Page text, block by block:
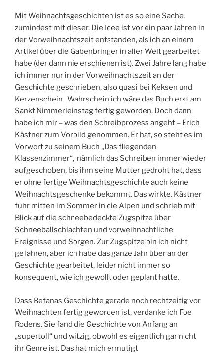
Mit Weihnachtsgeschichten ist es so eine Sache,
zumindest mit dieser. Die Idee ist vor ein paar Jahren in
der Vorweihnachtszeit entstanden, als ich an einem
Artikel über die Gabenbringer in aller Welt gearbeitet
habe (der dann nie erschienen ist). Zwei Jahre lang habe
ich immer nur in der Vorweihnachtszeit an der
Geschichte geschrieben, also quasi bei Keksen und
Kerzenschein. Wahrscheinlich wäre das Buch erst am
Sankt Nimmerleinstag fertig geworden. Doch dann
habe ich mir – was den Schreibprozess angeht – Erich
Kästner zum Vorbild genommen. Er hat, so steht es im
Vorwort zu seinem Buch „Das fliegenden
Klassenzimmer“, nämlich das Schreiben immer wieder
aufgeschoben, bis ihm seine Mutter gedroht hat, dass
er ohne fertige Weihnachtsgeschichte auch keine
Weihnachtsgeschenke bekommt. Das wirkte. Kästner
fuhr mitten im Sommer in die Alpen und schrieb mit
Blick auf die schneebedeckte Zugspitze über
Schneeballschlachten und vorweihnachtliche
Ereignisse und Sorgen. Zur Zugspitze bin ich nicht
gefahren, aber ich habe das ganze Jahr über an der
Geschichte gearbeitet, leider nicht immer so
konsequent, wie ich gewollt oder geplant hatte.
Dass Befanas Geschichte gerade noch rechtzeitig vor
Weihnachten fertig geworden ist, verdanke ich Foe
Rodens. Sie fand die Geschichte von Anfang an
„supertoll“ und witzig, obwohl es eigentlich gar nicht
ihr Genre ist. Das hat mich ermutigt